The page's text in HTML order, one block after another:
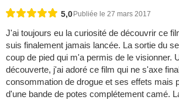
5,0 Publiée le 27 mars 2017
J'ai toujours eu la curiosité de découvrir ce
suis finalement jamais lancée. La sortie du
coup de pied qui m'a permis de le visionner.
découverte, j'ai adoré ce film qui ne s'axe
consommation de drogue et ses effets mais
d'une bande de potes complétement camé.